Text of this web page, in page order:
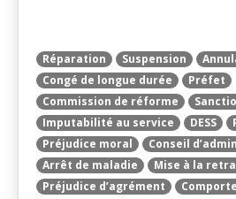
Réparation Suspension
Congé de longue durée
Préfet
Commission de réforme
Imputabilité au service
DESS
Préjudice moral
Conseil
Arrêt de maladie
Mise à la
Préjudice d’agrément